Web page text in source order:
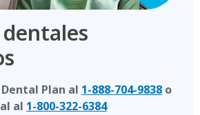
Plan al 1-888-704-9838 o
al 1-800-322-6384